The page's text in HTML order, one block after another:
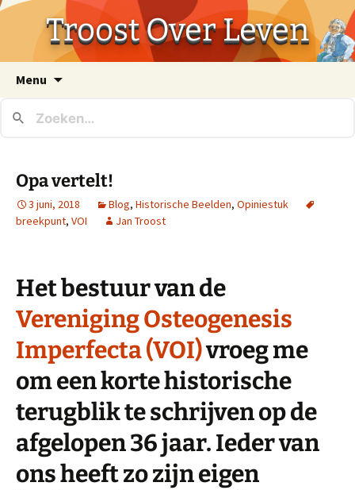
Troost Over Leven
Menu
inhoud
Opa vertelt!
3 juni, 2018 Blog, Historische Beelden, Opiniestuk
breekpunt, VOI Jan Troost
Het bestuur van de
Vereniging Osteogenesis
Imperfecta (VOI)vroeg me
om een korte historische
terugblik te schrijven op de
afgelopen 36 jaar. Ieder van
ons heeft zo zijn eigen